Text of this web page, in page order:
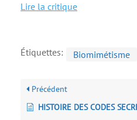
Lire la critique
Étiquettes: Biomimétisme
Précédent
HISTOIRE DES CODES SECRETS De